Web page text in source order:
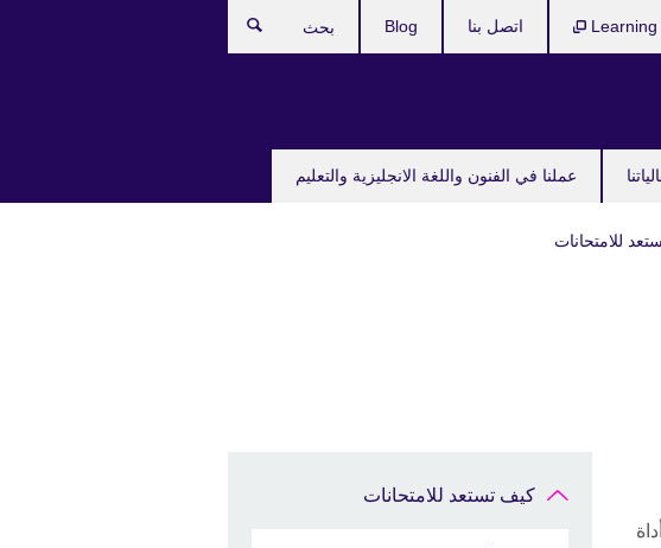
عملنا في الفنون واللغة الانجليزية والتعليم
اتصل بنا Blog
للامتحانات
كيف تستعد للامتحانات